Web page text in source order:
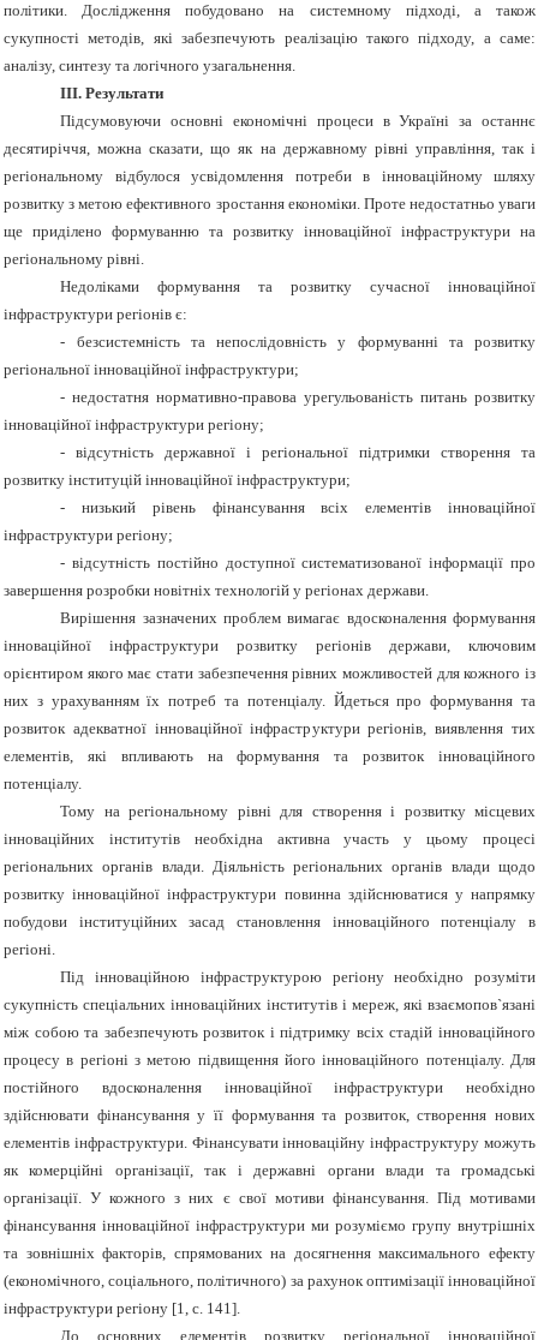
політики. Дослідження побудовано на системному підході, а також
сукупності методів, які забезпечують реалізацію такого підходу, а саме:
аналізу, синтезу та логічного узагальнення.
IІІ. Результати
Підсумовуючи основні економічні процеси в Україні за останнє
десятиріччя, можна сказати, що як на державному рівні управління, так і
регіональному відбулося усвідомлення потреби в інноваційному шляху
розвитку з метою ефективного зростання економіки. Проте недостатньо уваги
ще приділено формуванню та розвитку інноваційної інфраструктури на
регіональному рівні.
Недоліками формування та розвитку сучасної інноваційної
інфраструктури регіонів є:
- безсистемність та непослідовність у формуванні та розвитку
регіональної інноваційної інфраструктури;
- недостатня нормативно-правова урегульованість питань розвитку
інноваційної інфраструктури регіону;
- відсутність державної і регіональної підтримки створення та
розвитку інституцій інноваційної інфраструктури;
- низький рівень фінансування всіх елементів інноваційної
інфраструктури регіону;
- відсутність постійно доступної систематизованої інформації про
завершення розробки новітніх технологій у регіонах держави.
Вирішення зазначених проблем вимагає вдосконалення формування
інноваційної інфраструктури розвитку регіонів держави, ключовим
орієнтиром якого має стати забезпечення рівних можливостей для кожного із
них з урахуванням їх потреб та потенціалу. Йдеться про формування та
розвиток адекватної інноваційної інфраструктури регіонів, виявлення тих
елементів, які впливають на формування та розвиток інноваційного
потенціалу.
Тому на регіональному рівні для створення і розвитку місцевих
інноваційних інститутів необхідна активна участь у цьому процесі
регіональних органів влади. Діяльність регіональних органів влади щодо
розвитку інноваційної інфраструктури повинна здійснюватися у напрямку
побудови інституційних засад становлення інноваційного потенціалу в
регіоні.
Під інноваційною інфраструктурою регіону необхідно розуміти
сукупність спеціальних інноваційних інститутів і мереж, які взаємопов`язані
між собою та забезпечують розвиток і підтримку всіх стадій інноваційного
процесу в регіоні з метою підвищення його інноваційного потенціалу. Для
постійного вдосконалення інноваційної інфраструктури необхідно
здійснювати фінансування у її формування та розвиток, створення нових
елементів інфраструктури. Фінансувати інноваційну інфраструктуру можуть
як комерційні організації, так і державні органи влади та громадські
організації. У кожного з них є свої мотиви фінансування. Під мотивами
фінансування інноваційної інфраструктури ми розуміємо групу внутрішніх
та зовнішніх факторів, спрямованих на досягнення максимального ефекту
(економічного, соціального, політичного) за рахунок оптимізації інноваційної
інфраструктури регіону [1, с. 141].
До основних елементів розвитку регіональної інноваційної